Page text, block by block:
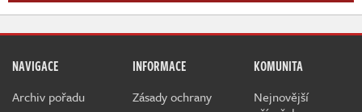
NAVIGACE
Archiv pořadu
INFORMACE
Zásady ochrany
KOMUNITA
Nejnovější